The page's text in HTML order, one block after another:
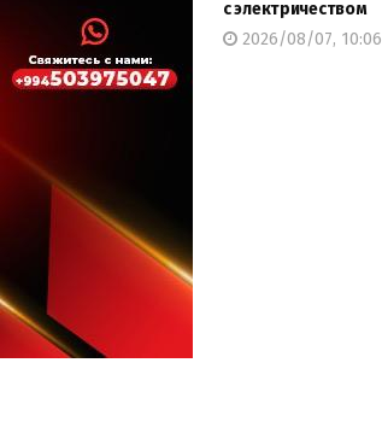
с электричеством
2026/08/07, 10:06